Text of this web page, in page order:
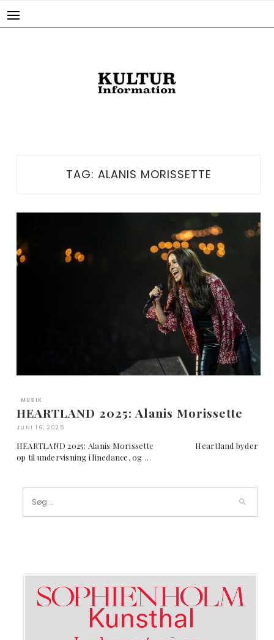
TAG: ALANIS MORISSETTE
MUSIK
HEARTLAND 2025: Alanis Morissette
JUNI 16, 2025
HEARTLAND 2025: Alanis Morissette Heartland byder
op til undervisning i linedance, og …